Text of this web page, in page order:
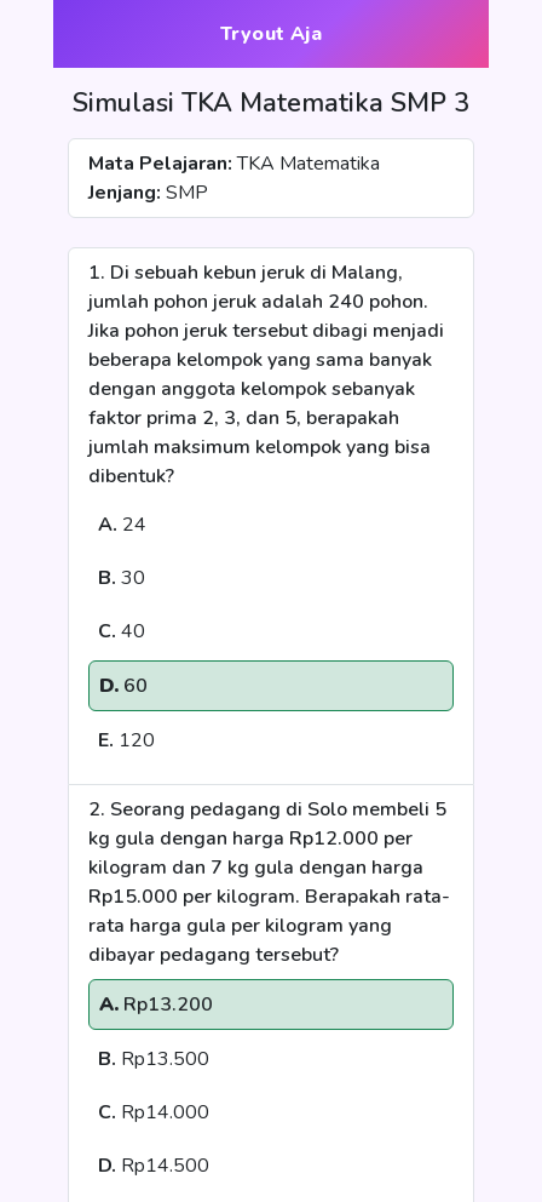
Tryout Aja
Simulasi TKA Matematika SMP 3
Mata Pelajaran:TKA Matematika
Jenjang: SMP
1. Di sebuah kebun jeruk di Malang,
jumlah pohon jeruk adalah 240 pohon.
Jika pohon jeruk tersebut dibagi menjadi
beberapa kelompok yang sama banyak
dengan anggota kelompok sebanyak
faktor prima 2, 3, dan 5, berapakah
jumlah maksimum kelompok yang bisa
dibentuk?
A. 24
B. 30
C. 40
D. 60
E. 120
2. Seorang pedagang di Solo membeli 5
kg gula dengan harga Rp12.000 per
kilogram dan 7 kg gula dengan harga
Rp15.000 per kilogram. Berapakah rata-
rata harga gula per kilogram yang
dibayar pedagang tersebut?
A. Rp13.200
B. Rp13.500
C. Rp14.000
D. Rp14.500